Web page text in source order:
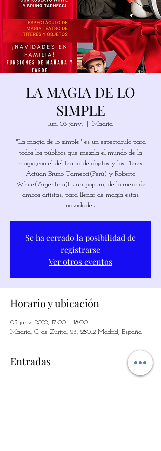
LA MAGIA DE LO
SIMPLE
lun. 03 janv. Madrid
"La magia de lo simple" es un espectáculo para
todos los públicos que mezcla el mundo de la
magia,con el del teatro de objetos y los títeres.
Actúan Bruno Tarnecci(Perú) y Roberto
White(Argentina)Es un popurrí, de lo mejor de
ambos artistas, para llenar de magia estas
navidades.
Se ha cerrado la posibilidad de
registrarse
Ver otros eventos
Horario y ubicación
03 janv. 2022, 17:00 – 18:00
Madrid, C. de Zurita, 23, 28012 Madrid, España
Entradas